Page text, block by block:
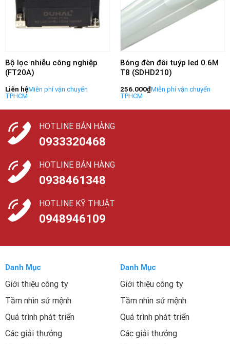
Bộ lọc nhiễu công nghiệp
(FT20A)
Liên hệ
Bóng đèn đôi tuýp led 0.6M
T8 (SDHD210)
256.000₫
HOTLINE BÁN HÀNG
0933320468
HOTLINE BÁN HÀNG
0938461348
HOTLINE KỸ THUẬT
0948946109
Danh Mục
Giới thiệu công ty
Tầm nhìn sứ mệnh
Quá trình phát triển
Các giải thưởng
Danh Mục
Giới thiệu công ty
Tầm nhìn sứ mệnh
Quá trình phát triển
Các giải thưởng